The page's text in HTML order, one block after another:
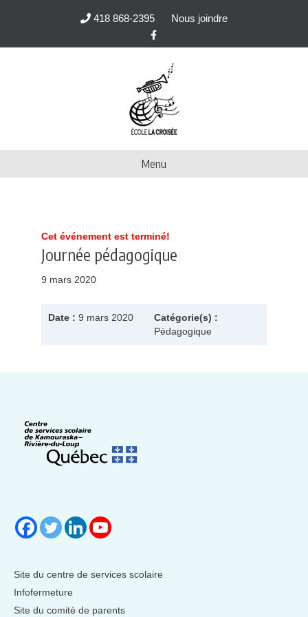
418 868-2395
Nous joindre
c
o
o
k
Menu
Cet événement est terminé!
Journée pédagogique
9 mars 2020
Date : 9 mars 2020
Catégorie(s) :
Pédagogique
Site du centre de services scolaire
Infofermeture
Site du comité de parents